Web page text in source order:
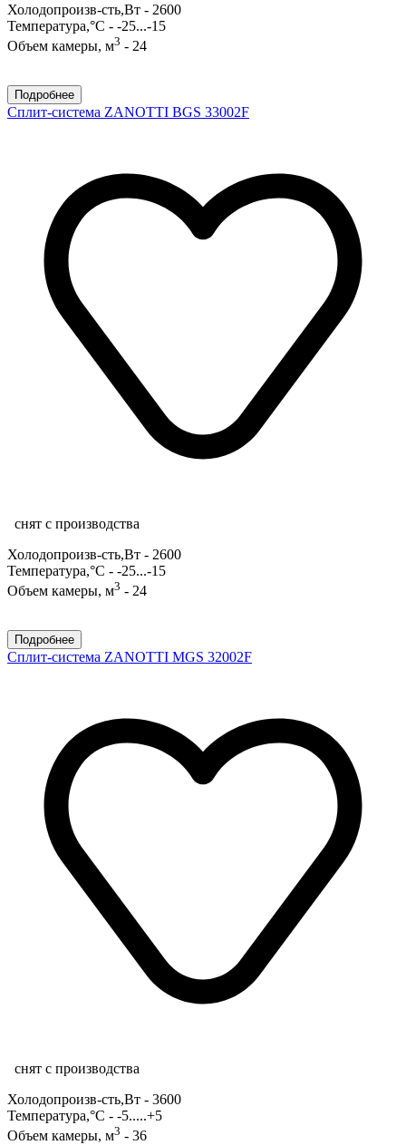
Холодопроизв-сть,Вт - 2600
Температура,°С - -25...-15
Объем камеры, м3 - 24
Подробнее
Сплит-система ZANOTTI BGS 33002F
снят с производства
Холодопроизв-сть,Вт - 2600
Температура,°С - -25...-15
Объем камеры, м3 - 24
Подробнее
Сплит-система ZANOTTI MGS 32002F
снят с производства
Холодопроизв-сть,Вт - 3600
Температура,°С - -5.....+5
Объем камеры, м3 - 36